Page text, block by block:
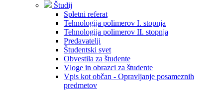
Študij
Spletni referat
Tehnologija polimerov I. stopnja
Tehnologija polimerov II. stopnja
Predavatelji
Študentski svet
Obvestila za študente
Vloge in obrazci za študente
Vpis kot občan - Opravljanje posameznih
predmetov